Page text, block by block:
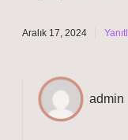
Aralık 17, 2024
admin